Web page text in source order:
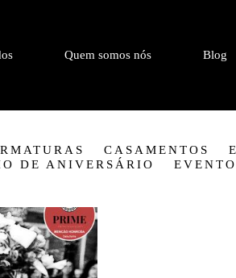
Quem somos nós Blog
CASAMENTOS
DE ANIVERSÁRIO